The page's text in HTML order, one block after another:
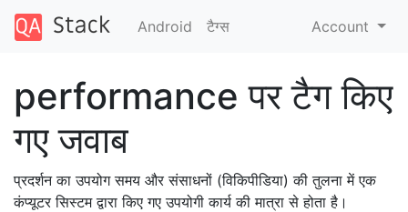
Android टैग्‍स Account
performance पर टैग किए
गए जवाब
प्रदर्शन का उपयोग समय और संसाधनों (विकिपीडिया) की तुलना में एक
कंप्यूटर सिस्टम द्वारा किए गए उपयोगी कार्य की मात्रा से होता है।